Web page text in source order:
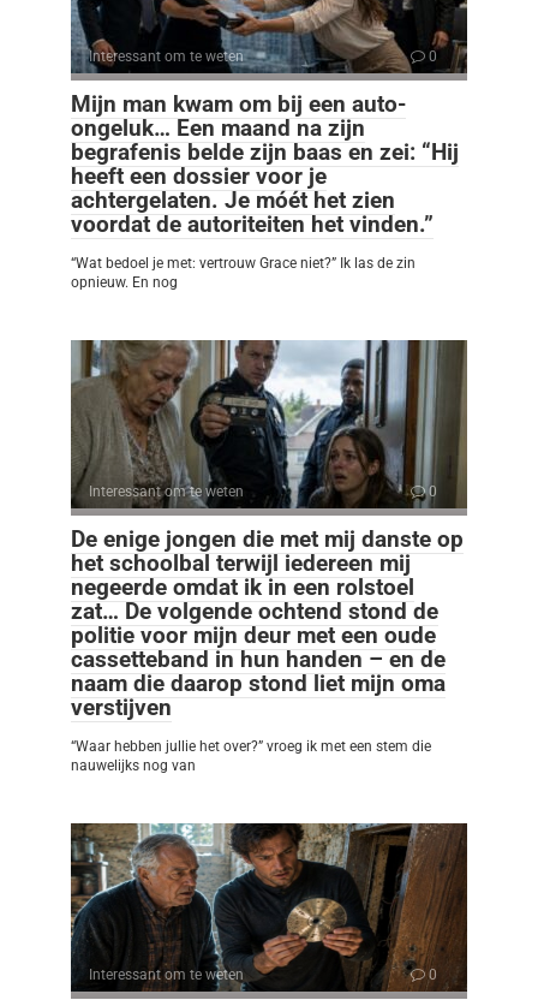
Interessant om te weten 0
Mijn man kwam om bij een auto-
ongeluk… Een maand na zijn
begrafenis belde zijn baas en zei: “Hij
heeft een dossier voor je
achtergelaten. Je móét het zien
voordat de autoriteiten het vinden.”
“Wat bedoel je met: vertrouw Grace niet?” Ik las de zin
opnieuw. En nog
Interessant om te weten 0
De enige jongen die met mij danste op
het schoolbal terwijl iedereen mij
negeerde omdat ik in een rolstoel
zat… De volgende ochtend stond de
politie voor mijn deur met een oude
cassetteband in hun handen – en de
naam die daarop stond liet mijn oma
verstijven
“Waar hebben jullie het over?” vroeg ik met een stem die
nauwelijks nog van
Interessant om te weten 0